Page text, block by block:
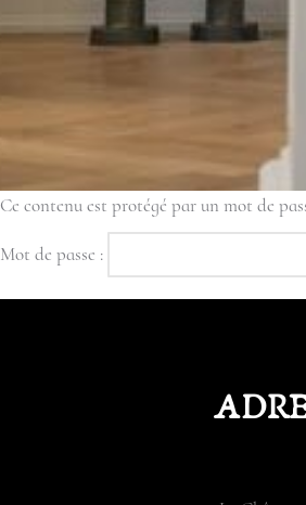
Ce contenu est protégé par un mot de
Mot de passe :